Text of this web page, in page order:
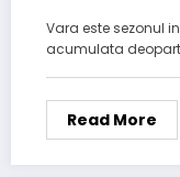
Vara este sezonul
acumulata
Read More